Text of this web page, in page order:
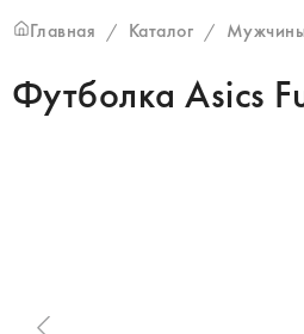
Главная / Каталог /
Футболка Asics